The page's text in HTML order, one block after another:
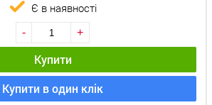
Є в наявності
- +
Купити
Купити в один клік